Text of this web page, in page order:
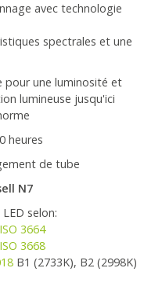
avec technologie
spectrales et une
pour une luminosité et
lumineuse jusqu'ici
heures
de tube
N7
selon:
ISO 3664
ISO 3668
B1 (2733K), B2 (2998K)